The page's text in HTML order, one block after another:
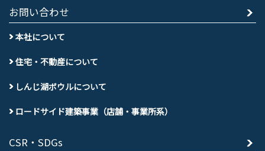
お問い合わせ
本社について
住宅・不動産について
しんじ湖ボウルについて
ロードサイド建築事業（店舗・事業所系）
CSR・SDGs